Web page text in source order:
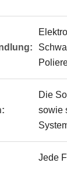
Die
sowie
Jede